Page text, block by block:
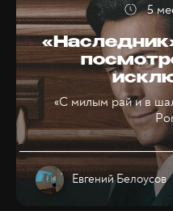
«С милым рай и в
Евгений Белоусов
5